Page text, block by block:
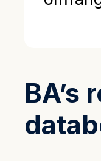
BA’s